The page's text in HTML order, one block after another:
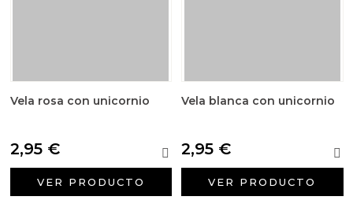
Vela rosa con unicornio
2,95 €
VER PRODUCTO
Vela blanca con unicornio
2,95 €
VER PRODUCTO